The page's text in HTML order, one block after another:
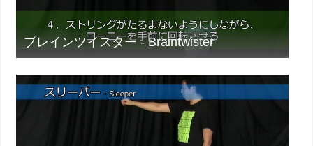
ブレインツイスター - Braintwister